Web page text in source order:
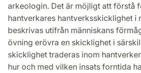
arkeologin. Det är möjligt att förstå
hantverkares hantverksskicklighet i
beskrivas utifrån människans
övning erövra en skicklighet i
skicklighet traderas inom
hur och med vilken insats forntida